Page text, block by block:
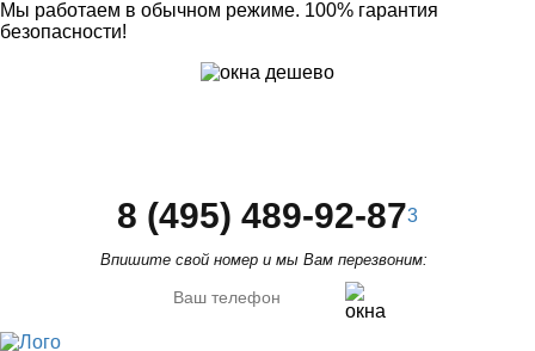
Мы работаем в обычном режиме. 100% гарантия
безопасности!
8 (495) 489-92-873
Впишите свой номер и мы Вам перезвоним: